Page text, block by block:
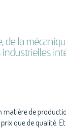
la
matière de
que de qualité.